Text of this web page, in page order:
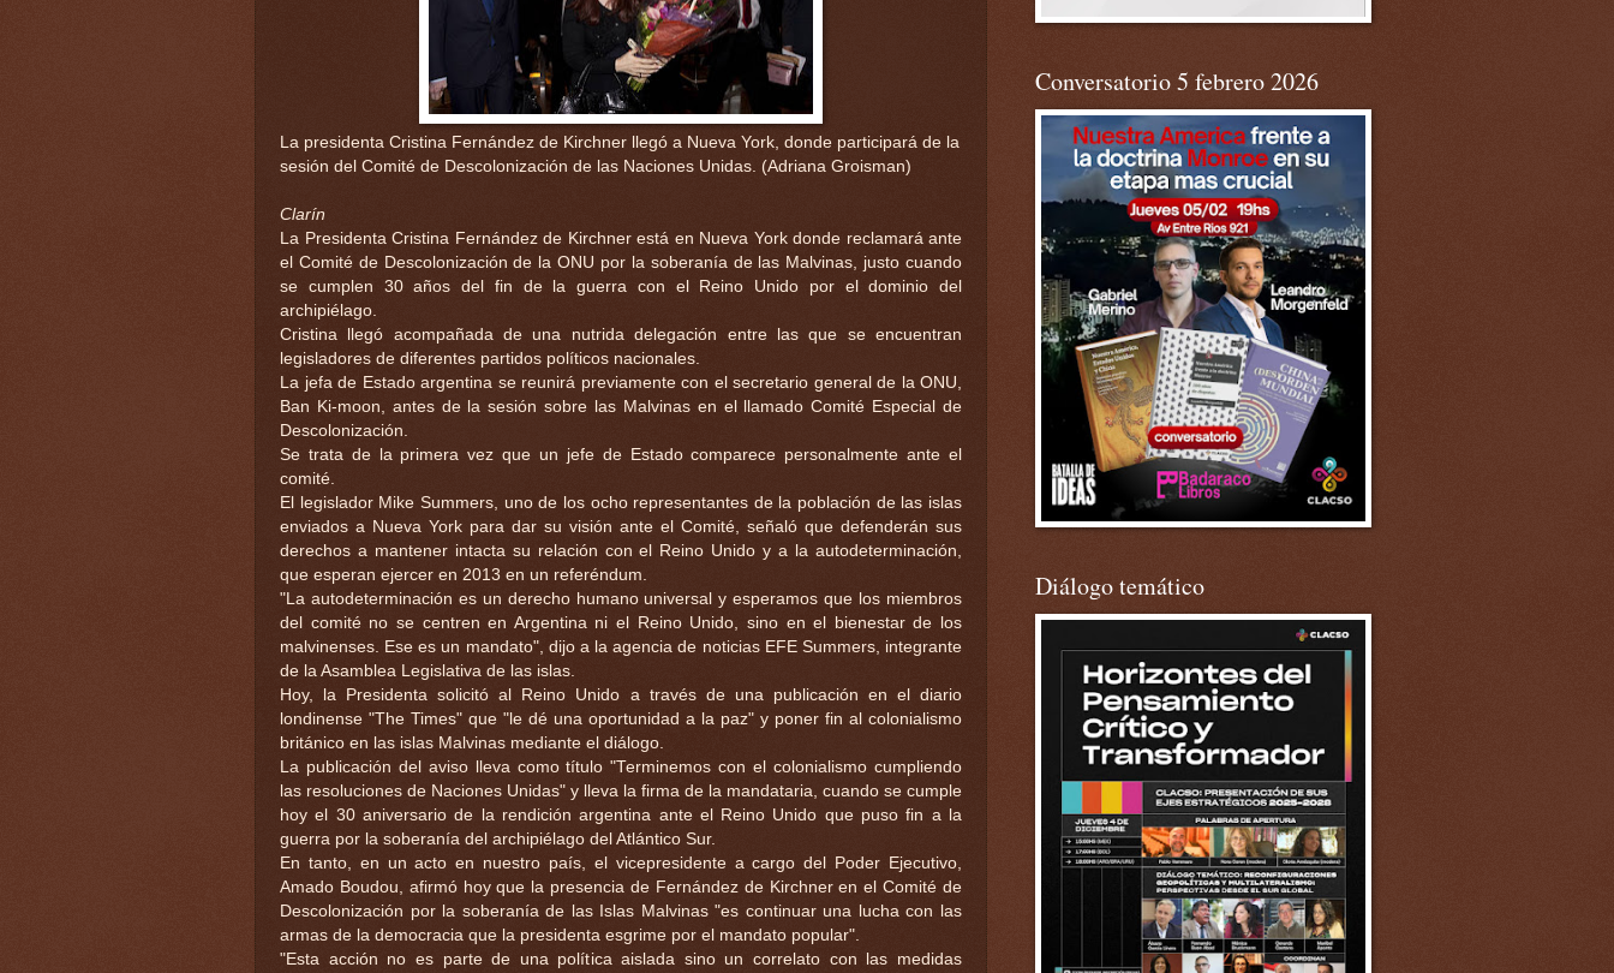
La presidenta Cristina Fernández de Kirchner llegó a Nueva York, donde participará de la
sesión del Comité de Descolonización de las Naciones Unidas. (Adriana Groisman)
Clarín
La Presidenta Cristina Fernández de Kirchner está en Nueva York donde reclamará ante
el Comité de Descolonización de la ONU por la soberanía de las Malvinas, justo cuando
se cumplen 30 años del fin de la guerra con el Reino Unido por el dominio del
archipiélago.
Cristina llegó acompañada de una nutrida delegación entre las que se encuentran
legisladores de diferentes partidos políticos nacionales.
La jefa de Estado argentina se reunirá previamente con el secretario general de la ONU,
Ban Ki-moon, antes de la sesión sobre las Malvinas en el llamado Comité Especial de
Descolonización.
Se trata de la primera vez que un jefe de Estado comparece personalmente ante el
comité.
El legislador Mike Summers, uno de los ocho representantes de la población de las islas
enviados a Nueva York para dar su visión ante el Comité, señaló que defenderán sus
derechos a mantener intacta su relación con el Reino Unido y a la autodeterminación,
que esperan ejercer en 2013 en un referéndum.
"La autodeterminación es un derecho humano universal y esperamos que los miembros
del comité no se centren en Argentina ni el Reino Unido, sino en el bienestar de los
malvinenses. Ese es un mandato", dijo a la agencia de noticias EFE Summers, integrante
de la Asamblea Legislativa de las islas.
Hoy, la Presidenta solicitó al Reino Unido a través de una publicación en el diario
londinense "The Times" que "le dé una oportunidad a la paz" y poner fin al colonialismo
británico en las islas Malvinas mediante el diálogo.
La publicación del aviso lleva como título "Terminemos con el colonialismo cumpliendo
las resoluciones de Naciones Unidas" y lleva la firma de la mandataria, cuando se cumple
hoy el 30 aniversario de la rendición argentina ante el Reino Unido que puso fin a la
guerra por la soberanía del archipiélago del Atlántico Sur.
En tanto, en un acto en nuestro país, el vicepresidente a cargo del Poder Ejecutivo,
Amado Boudou, afirmó hoy que la presencia de Fernández de Kirchner en el Comité de
Descolonización por la soberanía de las Islas Malvinas "es continuar una lucha con las
armas de la democracia que la presidenta esgrime por el mandato popular".
"Esta acción no es parte de una política aislada sino un correlato con las medidas
Conversatorio 5 febrero 2026
Diálogo temático